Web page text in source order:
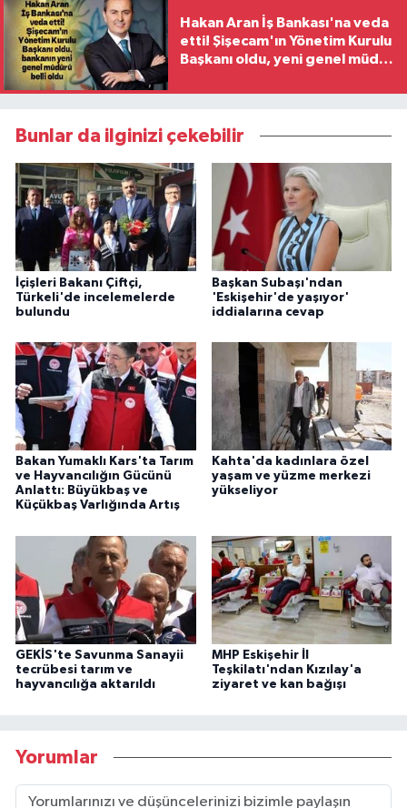
Hakan Aran İş Bankası'na veda
etti! Şişecam'ın Yönetim Kurulu
Başkanı oldu, yeni genel müdür
Bunlar da ilginizi çekebilir
İçişleri Bakanı Çiftçi,
Türkeli'de incelemelerde
bulundu
Başkan Subaşı'ndan
'Eskişehir'de yaşıyor'
iddialarına cevap
Bakan Yumaklı Kars'ta Tarım
ve Hayvancılığın Gücünü
Anlattı: Büyükbaş ve
Küçükbaş Varlığında Artış
Kahta'da kadınlara özel
yaşam ve yüzme merkezi
yükseliyor
GEKİS'te Savunma Sanayii
tecrübesi tarım ve
hayvancılığa aktarıldı
MHP Eskişehir İl
Teşkilatı'ndan Kızılay'a
ziyaret ve kan bağışı
Yorumlar